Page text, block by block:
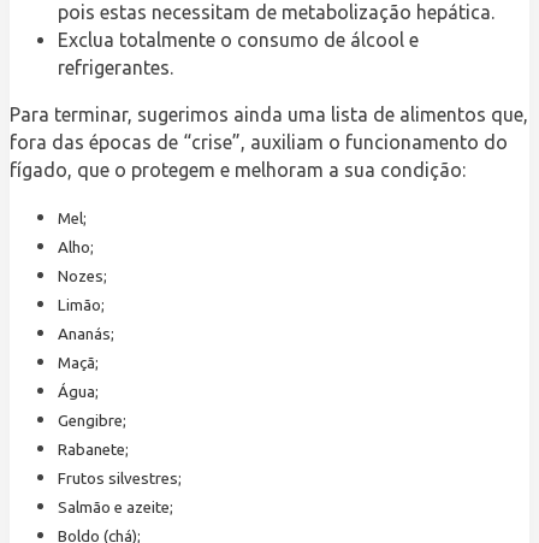
pois estas necessitam de metabolização hepática.
Exclua totalmente o consumo de álcool e
refrigerantes.
Para terminar, sugerimos ainda uma lista de alimentos que,
fora das épocas de “crise”, auxiliam o funcionamento do
fígado, que o protegem e melhoram a sua condição:
Mel;
Alho;
Nozes;
Limão;
Ananás;
Maçã;
Água;
Gengibre;
Rabanete;
Frutos silvestres;
Salmão e azeite;
Boldo (chá);